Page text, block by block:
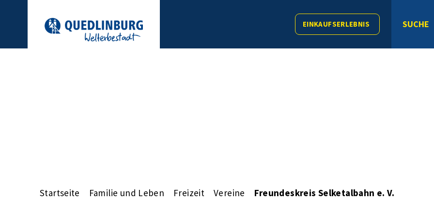
EINKAUFSERLEBNIS SUCHE
Startseite Familie und Leben Freizeit Vereine Freundeskreis Selketalbahn e. V.